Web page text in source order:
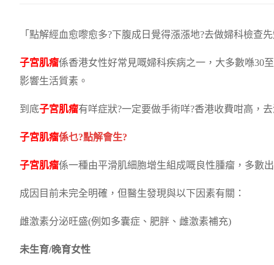
「點解經血愈嚟愈多?下腹成日覺得漲漲地?去做婦科檢查
子宮肌瘤係香港女性好常見嘅婦科疾病之一，大多數喺30
影響生活質素。
到底子宮肌瘤有咩症狀?一定要做手術咩?香港收費咁高，
子宮肌瘤係乜?點解會生?
子宮肌瘤係一種由平滑肌細胞增生組成嘅良性腫瘤，多數
成因目前未完全明確，但醫生發現與以下因素有關：
雌激素分泌旺盛(例如多囊症、肥胖、雌激素補充)
未生育/晚育女性